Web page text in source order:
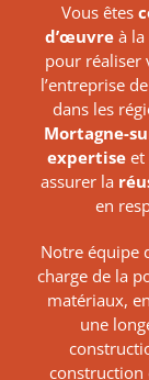
Vous êtes
d’œuvre à la
pour réaliser
l’entreprise de
dans les
Mortagne-
expertise et
assurer la
en
Notre équipe
charge de la
matériaux,
une
construction